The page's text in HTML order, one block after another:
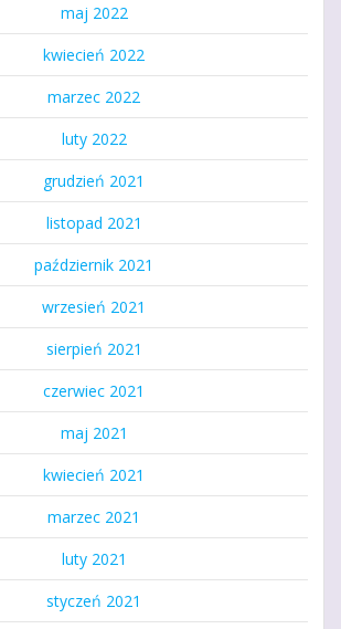
maj 2022
kwiecień 2022
marzec 2022
luty 2022
grudzień 2021
listopad 2021
październik 2021
wrzesień 2021
sierpień 2021
czerwiec 2021
maj 2021
kwiecień 2021
marzec 2021
luty 2021
styczeń 2021